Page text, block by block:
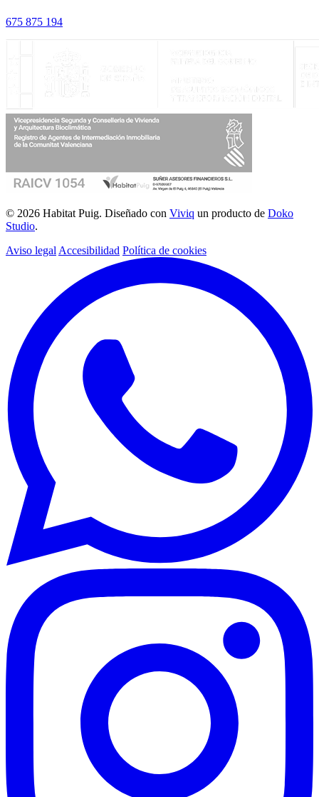
675 875 194
© 2026 Habitat Puig. Diseñado con Viviq un producto de Doko
Studio.
Aviso legal Accesibilidad Política de cookies